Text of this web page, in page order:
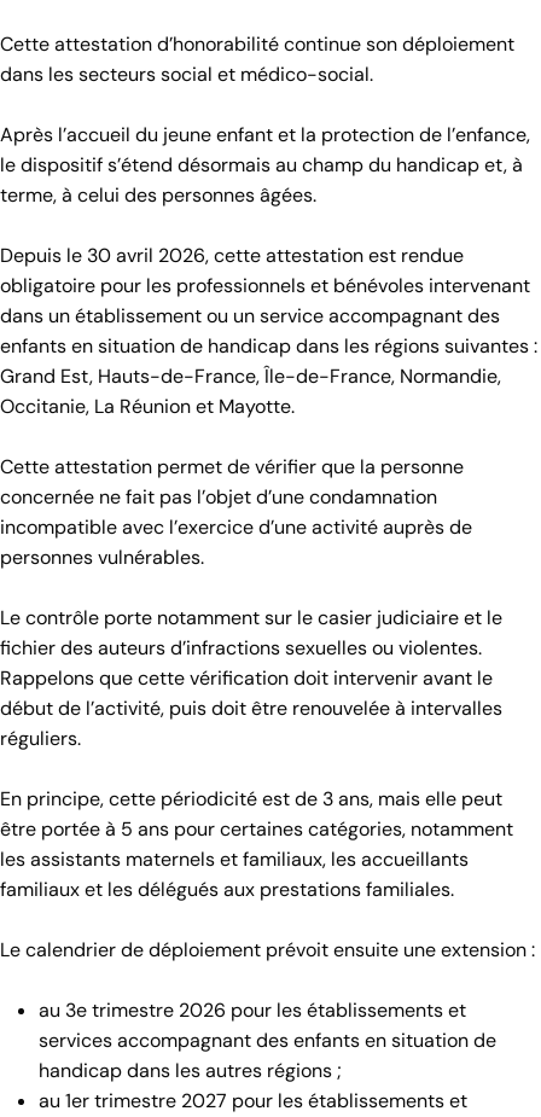
Cette attestation d’honorabilité continue son déploiement
dans les secteurs social et médico-social.
Après l’accueil du jeune enfant et la protection de l’enfance,
le dispositif s’étend désormais au champ du handicap et, à
terme, à celui des personnes âgées.
Depuis le 30 avril 2026, cette attestation est rendue
obligatoire pour les professionnels et bénévoles intervenant
dans un établissement ou un service accompagnant des
enfants en situation de handicap dans les régions suivantes :
Grand Est, Hauts-de-France, Île-de-France, Normandie,
Occitanie, La Réunion et Mayotte.
Cette attestation permet de vérifier que la personne
concernée ne fait pas l’objet d’une condamnation
incompatible avec l’exercice d’une activité auprès de
personnes vulnérables.
Le contrôle porte notamment sur le casier judiciaire et le
fichier des auteurs d’infractions sexuelles ou violentes.
Rappelons que cette vérification doit intervenir avant le
début de l’activité, puis doit être renouvelée à intervalles
réguliers.
En principe, cette périodicité est de 3 ans, mais elle peut
être portée à 5 ans pour certaines catégories, notamment
les assistants maternels et familiaux, les accueillants
familiaux et les délégués aux prestations familiales.
Le calendrier de déploiement prévoit ensuite une extension :
au 3e trimestre 2026 pour les établissements et
services accompagnant des enfants en situation de
handicap dans les autres régions ;
au 1er trimestre 2027 pour les établissements et